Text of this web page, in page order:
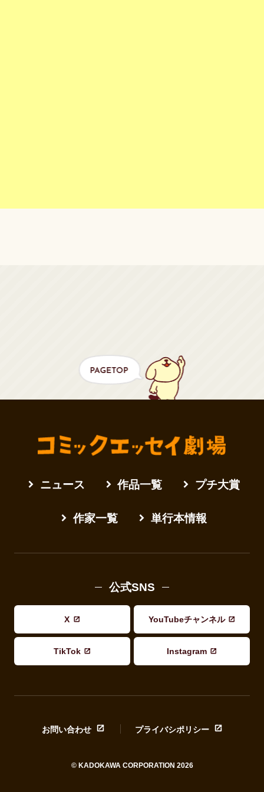
ニュース 作品一覧 プチ大賞
作家一覧 単行本情報
公式SNS
X YouTubeチャンネル
TikTok Instagram
お問い合わせ プライバシポリシー
© KADOKAWA CORPORATION 2026